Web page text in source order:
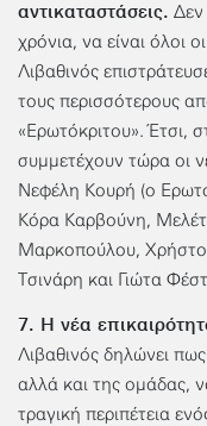
αντικαταστάσεις. Δεν
χρόνια, να είναι όλοι
Λιβαθινός
τους περισσότερους
«Ερωτόκριτου». Έτσι,
συμμετέχουν τώρα οι
Νεφέλη Κουρή (ο
Κόρα Καρβούνη,
Μαρκοπούλου,
Τσινάρη και Γιώτα
7. Η νέα
Λιβαθινός δηλώνει
αλλά και της ομάδας,
τραγική περιπέτεια